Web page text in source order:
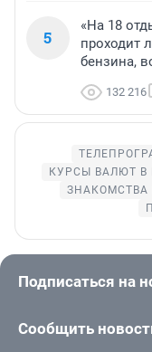
5
«На 18
проходит
бензина,
132 216
КУРСЫ ВАЛЮТ В
ЗНАКОМСТВА
Подписаться на
Сообщить